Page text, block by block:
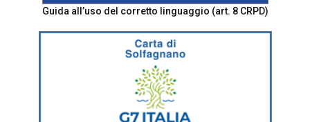
Guida all’uso del corretto linguaggio (art. 8 CRPD)